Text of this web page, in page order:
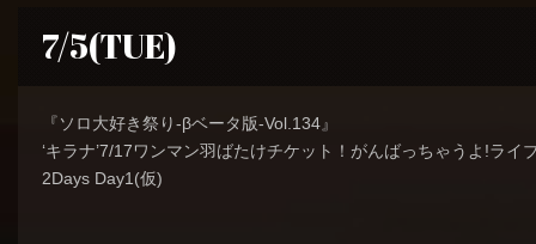
7/5(TUE)
『ソロ大好き祭り-βベータ版-Vol.134』
‘キラナ’7/17ワンマン羽ばたけチケット！がんばっちゃうよ!ライ
2Days Day1(仮)